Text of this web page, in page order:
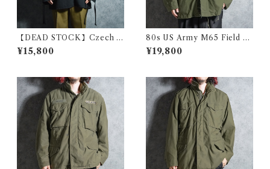
【DEAD STOCK】Czech A
rmy Cotton Snow Camoufl
age Parka チェコ軍 コットン
¥15,800
80s US Army M65 Field Ja
cket 3rd model アメリカ軍
M65 フィールド ジャケット 1
¥19,800